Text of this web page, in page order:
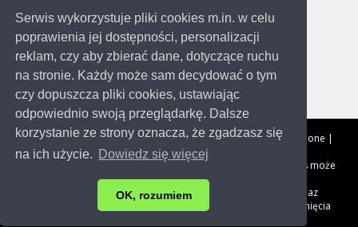
Serwis wykorzystuje pliki cookies m.in. w celu
poprawienia jej dostępności, personalizacji
reklam, czy aby zbierać dane, dotyczące ruchu
na stronie. Każdy może sam decydować o tym
czy dopuszcza pliki cookies, ustawiając
odpowiednio swoją przeglądarkę. Dalsze
korzystanie ze strony oznacza, że zgadzasz się
na ich użycie.
Dowiedz się więcej
OK, rozumiem
Copyright © 2014-2023Katowice.me Wszystkie prawa zastrzeżone |
Aktualizacja: 19.12.2023r. | 0.884s.
Ta strona używa ciasteczek (cookies), dzięki którym nasz serwis może
działać lepiej.
Informacje na temat firm pochodzą z ogólno dostępnych baz
umieszczonych w Internecie. Masz prawo do zmiany oraz usunięcia